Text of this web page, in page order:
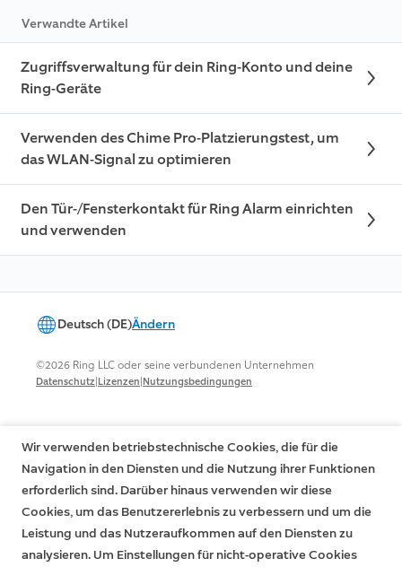
Verwandte Artikel
Zugriffsverwaltung für dein Ring-Konto und deine
Ring-Geräte
Verwenden des Chime Pro-Platzierungstest, um
das WLAN-Signal zu optimieren
Den Tür-/Fensterkontakt für Ring Alarm einrichten
und verwenden
Deutsch (DE)Ändern
©2026 Ring LLC oder seine verbundenen Unternehmen
Datenschutz|Lizenzen|Nutzungsbedingungen
Wir verwenden betriebstechnische Cookies, die für die
Navigation in den Diensten und die Nutzung ihrer Funktionen
erforderlich sind. Darüber hinaus verwenden wir diese
Cookies, um das Benutzererlebnis zu verbessern und um die
Leistung und das Nutzeraufkommen auf den Diensten zu
analysieren. Um Einstellungen für nicht-operative Cookies